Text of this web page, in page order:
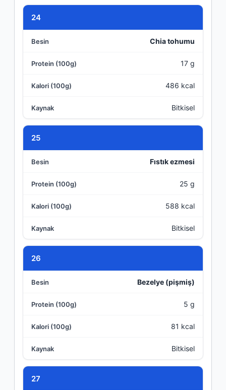
24
Chia tohumu
17 g
486 kcal
Bitkisel
25
Fıstık ezmesi
25 g
588 kcal
Bitkisel
26
Bezelye (pişmiş)
5 g
81 kcal
Bitkisel
27